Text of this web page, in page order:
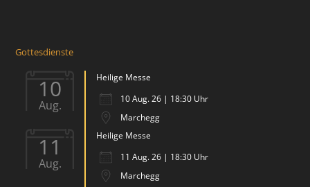
Gottesdienste
10
Aug.
Heilige Messe
10 Aug. 26 | 18:30 Uhr
Marchegg
11
Aug.
Heilige Messe
11 Aug. 26 | 18:30 Uhr
Marchegg